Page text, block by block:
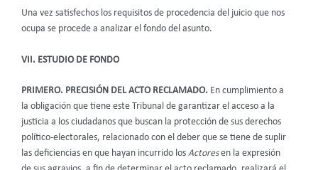
Una vez satisfechos los requisitos de procedencia del juicio que nos
ocupa se procede a analizar el fondo del asunto.
VII. ESTUDIO DE FONDO
PRIMERO. PRECISIÓN DEL ACTO RECLAMADO. En cumplimiento a
la obligación que tiene este Tribunal de garantizar el acceso a la
justicia a los ciudadanos que buscan la protección de sus derechos
político-electorales, relacionado con el deber que se tiene de suplir
las deficiencias en que hayan incurrido los Actoresen la expresión